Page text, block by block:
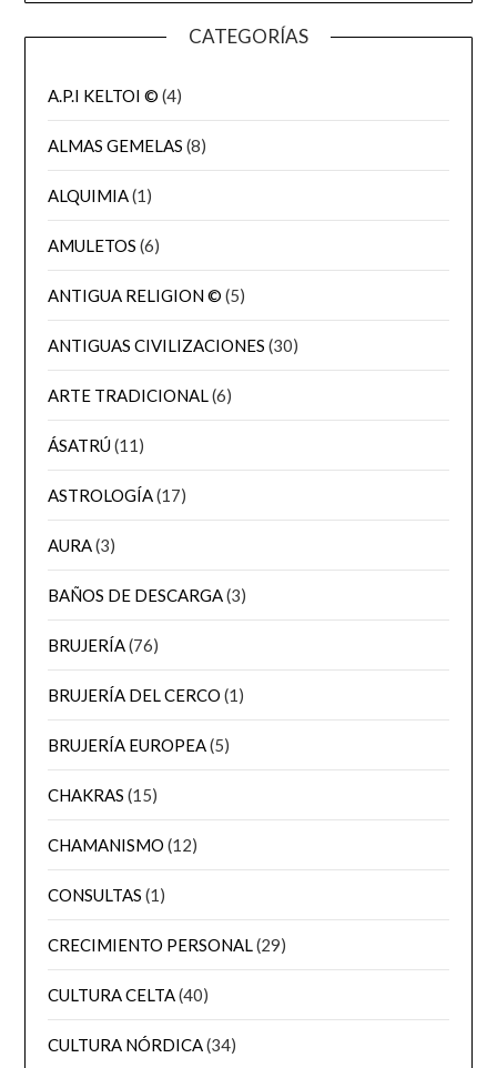
CATEGORÍAS
A.P.I KELTOI © (4)
ALMAS GEMELAS (8)
ALQUIMIA(1)
AMULETOS (6)
ANTIGUA RELIGION © (5)
ANTIGUAS CIVILIZACIONES (30)
ARTE TRADICIONAL(6)
ÁSATRÚ(11)
ASTROLOGÍA(17)
AURA(3)
BAÑOS DE DESCARGA(3)
BRUJERÍA(76)
BRUJERÍA DEL CERCO (1)
BRUJERÍA EUROPEA(5)
CHAKRAS (15)
CHAMANISMO (12)
CONSULTAS (1)
CRECIMIENTO PERSONAL(29)
CULTURA CELTA(40)
CULTURA NÓRDICA(34)